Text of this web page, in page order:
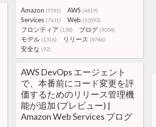
Amazon (9591) AWS (4619)
Services (7631) Web (10593)
フロンティア (138) ブログ (9054)
モデル (1316) リリース (8746)
安全な (92)
AWS DevOps エージェント
で、本番前にコード変更を評
価するためのリリース管理機
能が追加 (プレビュー) |
Amazon Web Services ブログ